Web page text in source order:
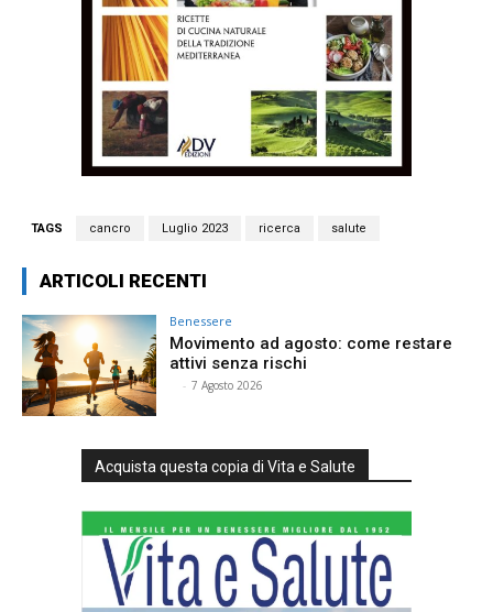
TAGS cancro Luglio 2023 ricerca salute
ARTICOLI RECENTI
Benessere
Movimento ad agosto: come restare
attivi senza rischi
- 7 Agosto 2026
Acquista questa copia di Vita e Salute